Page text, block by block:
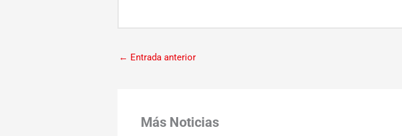
← Entrada anterior
Más Noticias